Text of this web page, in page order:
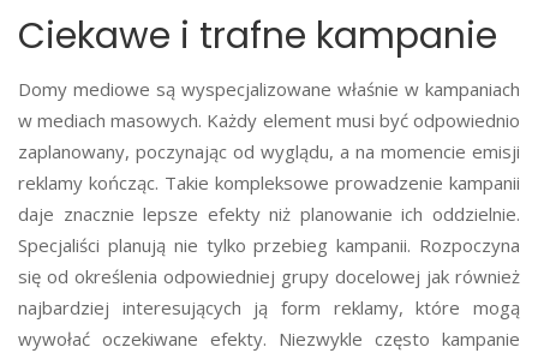
Ciekawe i trafne kampanie
Domy mediowe są wyspecjalizowane właśnie w kampaniach
w mediach masowych. Każdy element musi być odpowiednio
zaplanowany, poczynając od wyglądu, a na momencie emisji
reklamy kończąc. Takie kompleksowe prowadzenie kampanii
daje znacznie lepsze efekty niż planowanie ich oddzielnie.
Specjaliści planują nie tylko przebieg kampanii. Rozpoczyna
się od określenia odpowiedniej grupy docelowej jak również
najbardziej interesujących ją form reklamy, które mogą
wywołać oczekiwane efekty. Niezwykle często kampanie